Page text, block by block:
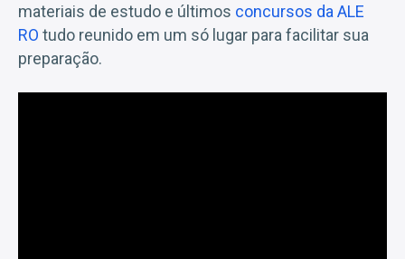
materiais de estudo e últimos concursos da ALE
RO tudo reunido em um só lugar para facilitar sua
preparação.